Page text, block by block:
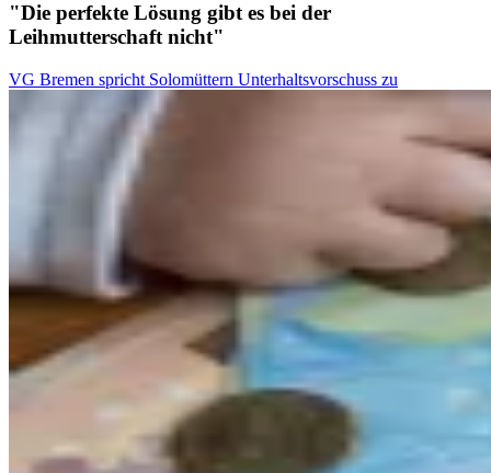
"Die perfekte Lösung gibt es bei der
Leihmutterschaft nicht"
VG Bremen spricht Solomüttern Unterhaltsvorschuss zu